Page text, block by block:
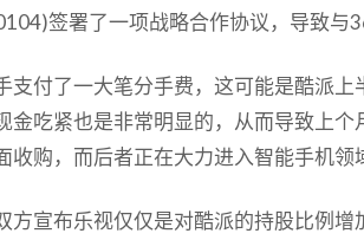
签署了一项战略合作协议，导致与
支付了一大笔分手费，这可能是酷派上
金吃紧也是非常明显的，从而导致上
收购，而后者正在大力进入智能手机领
方宣布乐视仅仅是对酷派的持股比例增